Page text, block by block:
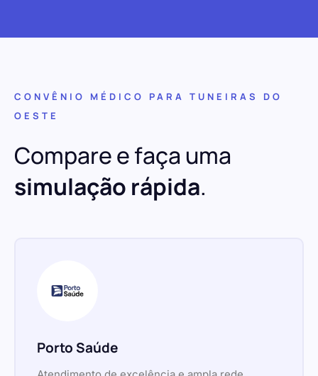
CONVÊNIO MÉDICO PARA TUNEIRAS DO
OESTE
Compare e faça uma
simulação rápida.
Porto Saúde